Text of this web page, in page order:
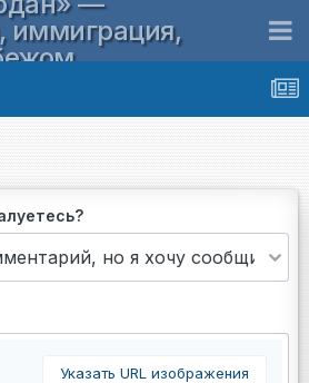
иммиграция,
Указать URL изображения